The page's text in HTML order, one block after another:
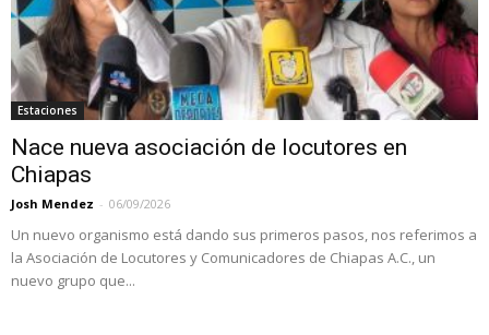
Estaciones
Nace nueva asociación de locutores en
Chiapas
Josh Mendez - 06/09/2026
Un nuevo organismo está dando sus primeros pasos, nos referimos a
la Asociación de Locutores y Comunicadores de Chiapas A.C., un
nuevo grupo que...